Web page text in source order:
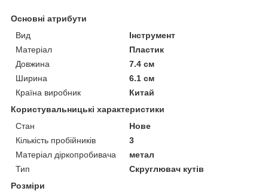
Основні атрибути
Вид
Інструмент
Матеріал
Пластик
Довжина
7.4 см
Ширина
6.1 см
Країна виробник
Китай
Користувальницькі характеристики
Стан
Нове
Кількість пробійників
3
Матеріал діркопробивача
метал
Тип
Скруглювач кутів
Розміри